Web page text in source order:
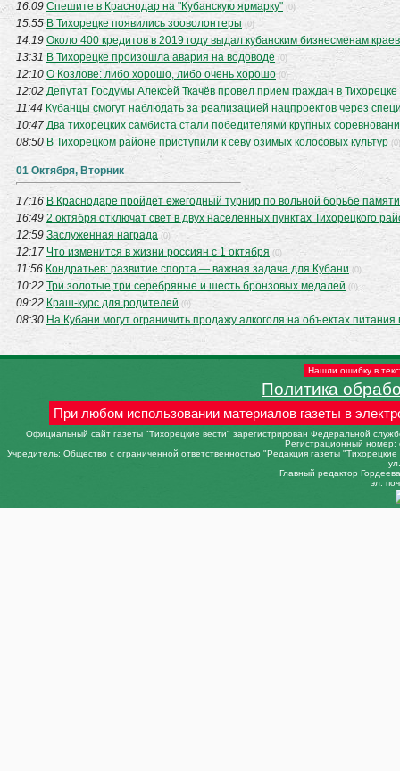
16:09 Спешите в Краснодар на "Кубанскую ярмарку" (0)
15:55 В Тихорецке появились зооволонтеры (0)
14:19 Около 400 кредитов в 2019 году выдал кубанским бизнесменам
13:31 В Тихорецке произошла авария на водоводе (0)
12:10 О Козлове: либо хорошо, либо очень хорошо (0)
12:02 Депутат Госдумы Алексей Ткачёв провел прием граждан в Тихорецке
11:44 Кубанцы смогут наблюдать за реализацией нацпроектов через
10:47 Два тихорецких самбиста стали победителями крупных
08:50 В Тихорецком районе приступили к севу озимых колосовых культур (0)
01 Октября, Вторник
17:16 В Краснодаре пройдет ежегодный турнир по вольной борьбе
16:49 2 октября отключат свет в двух населённых пунктах Тихорецкого
12:59 Заслуженная награда (0)
12:17 Что изменится в жизни россиян с 1 октября (0)
11:56 Кондратьев: развитие спорта — важная задача для Кубани (0)
10:22 Три золотые,три серебряные и шесть бронзовых медалей (0)
09:22 Краш-курс для родителей (0)
08:30 На Кубани могут ограничить продажу алкоголя на объектах
Нашли ошибку в
Политика
При любом использовании материалов газеты в
Официальный сайт газеты "Тихорецкие вести" зарегистрирован Федеральной
Регистрационный
Учредитель: Общество с ограниченной ответственностью "Редакция газеты
Главный редактор
эл.